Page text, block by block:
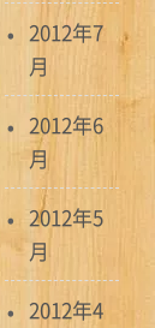
2012年7
月
2012年6
月
2012年5
月
2012年4